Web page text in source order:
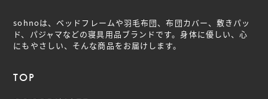
sohnoは、ベッドフレームや羽毛布団、布団カバー、敷きパッ
ド、パジャマなどの寝具用品ブランドです。身体に優しい、心
にもやさしい、そんな商品をお届けします。
TOP